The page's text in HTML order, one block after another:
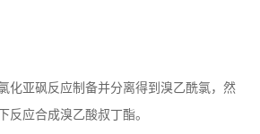
化亚砜反应制备并分离得到溴乙酰氯，然
反应合成溴乙酸叔丁酯。